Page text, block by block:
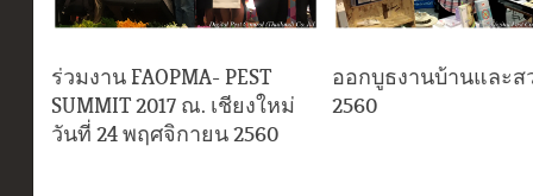
ร่วมงาน FAOPMA- PEST
SUMMIT 2017 ณ. เชียงใหม่
วันที่ 24 พฤศจิกายน 2560
ออกบูธงานบ้านและส
2560